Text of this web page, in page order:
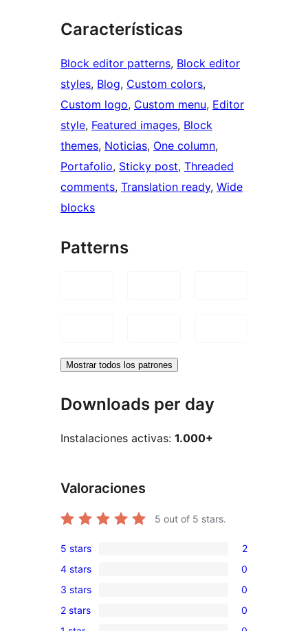
Características
Block editor patterns, Block editor
styles, Blog, Custom colors
Custom logo, Custom menu, Editor
style, Featured images, Block
themes, Noticias, One column
Portafolio, Sticky post, Threaded
comments, Translation ready, Wide
blocks
Patterns
Mostrar todos los patrones
Downloads per day
Instalaciones activas: 1.000+
Valoraciones
5 out of 5 stars.
2
5-
star
reviews
5 stars 2
0
4-
star
4 stars 0
0
3-
3 stars 0
0
2 stars
0